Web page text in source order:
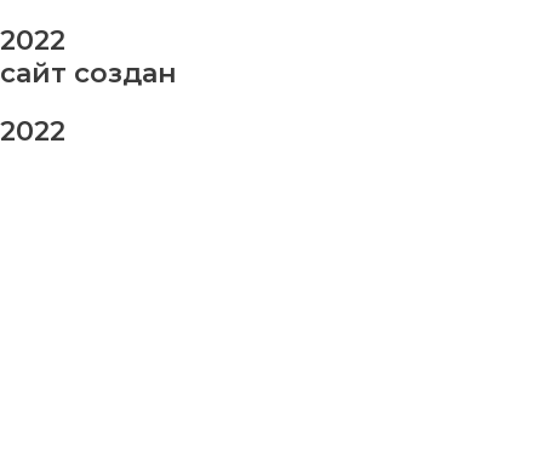
2022
сайт создан
2022